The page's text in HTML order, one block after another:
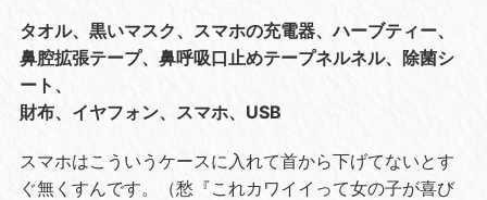
タオル、黒いマスク、スマホの充電器、ハーブティー、
鼻腔拡張テープ、鼻呼吸口止めテープネルネル、除菌シ
ート、
財布、 イヤフォン、スマホ、USB
スマホはこういうケースに入れて首から下げてないとす
ぐ無くすんです。（愁『これカワイイって女の子が喜び